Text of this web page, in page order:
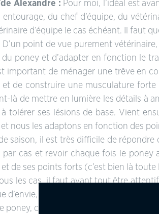
Alexandre : Pour moi, l’idéal est
entourage, du chef d’équipe, du
d’équipe le cas échéant. Il faut
D’un point de vue purement
poney et d’adapter en fonction le
important de ménager une trêve en
et de construire une musculature
là de mettre en lumière les détails à
tolérer ses lésions de base. Vient
nous les adaptons en fonction des
saison, il est très difficile de
par cas et revoir chaque fois le
de ses points forts (c’est bien là
les cas, il faut avant tout être
d’envie, un comportement inhabituel
poney, comme chaque athlète, est